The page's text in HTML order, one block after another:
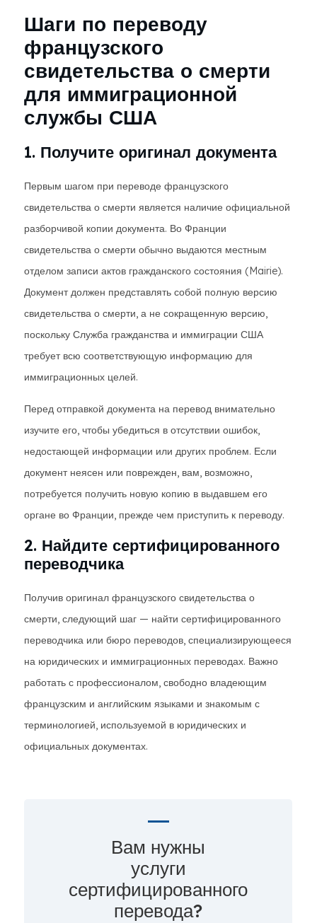
Шаги по переводу
французского
свидетельства о смерти
для иммиграционной
службы США
1. Получите оригинал документа
Первым шагом при переводе французского
свидетельства о смерти является наличие официальной
разборчивой копии документа. Во Франции
свидетельства о смерти обычно выдаются местным
отделом записи актов гражданского состояния (Mairie).
Документ должен представлять собой полную версию
свидетельства о смерти, а не сокращенную версию,
поскольку Служба гражданства и иммиграции США
требует всю соответствующую информацию для
иммиграционных целей.
Перед отправкой документа на перевод внимательно
изучите его, чтобы убедиться в отсутствии ошибок,
недостающей информации или других проблем. Если
документ неясен или поврежден, вам, возможно,
потребуется получить новую копию в выдавшем его
органе во Франции, прежде чем приступить к переводу.
2. Найдите сертифицированного
переводчика
Получив оригинал французского свидетельства о
смерти, следующий шаг — найти сертифицированного
переводчика или бюро переводов, специализирующееся
на юридических и иммиграционных переводах. Важно
работать с профессионалом, свободно владеющим
французским и английским языками и знакомым с
терминологией, используемой в юридических и
официальных документах.
Вам нужны
услуги
сертифицированного
перевода?